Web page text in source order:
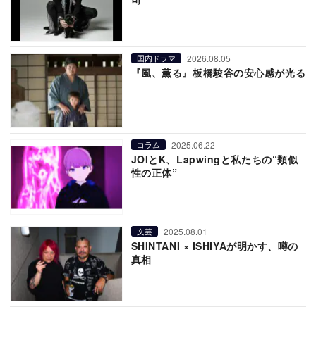
国内ドラマ 2026.08.05
『風、薫る』板橋駿谷の安心感が光る
コラム 2025.06.22
JOIとK、Lapwingと私たちの“類似
性の正体”
文芸 2025.08.01
SHINTANI × ISHIYAが明かす、噂の
真相